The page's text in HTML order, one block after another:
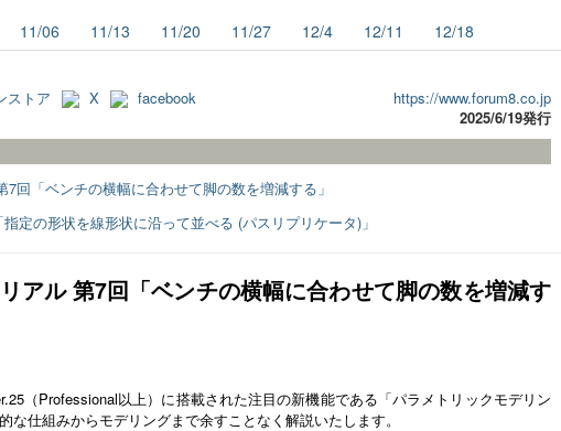
11/06 11/13 11/20 11/27 12/4 12/11 12/18
ストア X facebook
https://www.forum8.co.jp
2025/6/19発行
7回「ベンチの横幅に合わせて脚の数を増減する」
定の形状を線形状に沿って並べる (パスリプリケータ)」
アル 第7回「ベンチの横幅に合わせて脚の数を増減す
（Professional以上）に搭載された注目の新機能である「パラメトリックモデリン
な仕組みからモデリングまで余すことなく解説いたします。